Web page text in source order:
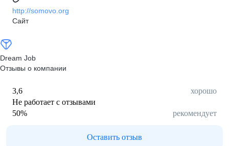
http://somovo.org
Сайт
Dream Job
Отзывы о компании
3,6
хорошо
Не работает с отзывами
50% рекомендует
Оставить отзыв